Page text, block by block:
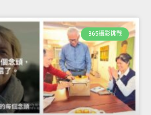
365攝影挑戰